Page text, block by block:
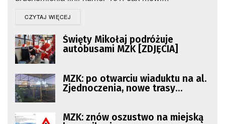
CZYTAJ WIĘCEJ
Święty Mikołaj podróżuje
autobusami MZK [ZDJĘCIA]
MZK: po otwarciu wiaduktu na al.
Zjednoczenia, nowe trasy
MZK: znów oszustwo na miejską